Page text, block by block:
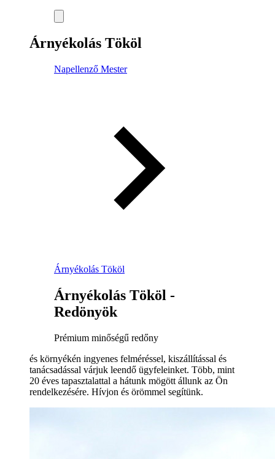
Árnyékolás Tököl
Napellenző Mester
Árnyékolás Tököl
Árnyékolás Tököl -
Redönyök
Prémium minőségű redőny
és környékén ingyenes felméréssel, kiszállítással és
tanácsadással várjuk leendő ügyfeleinket. Több, mint
20 éves tapasztalattal a hátunk mögött állunk az Ön
rendelkezésére. Hívjon és örömmel segítünk.